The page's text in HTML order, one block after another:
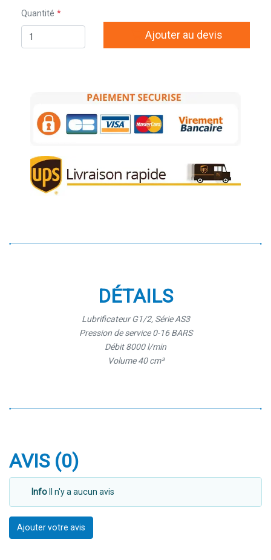
Quantité
Ajouter au devis
DÉTAILS
Lubrificateur G1/2, Série AS3
Pression de service 0-16 BARS
Débit 8000 l/min
Volume 40 cm³
AVIS (0)
Info Il n'y a aucun avis
Ajouter votre avis